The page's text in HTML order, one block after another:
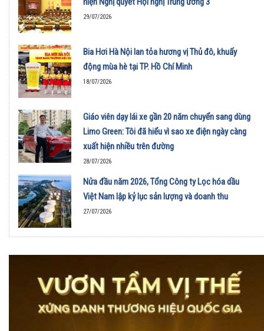
29/07/2026
Bia Hơi Hà Nội lan tỏa hương vị Thủ đô, khuấy
động mùa hè tại TP. Hồ Chí Minh
18/07/2026
Giáo viên dạy lái xe gần 20 năm chuyển sang dùng
Limo Green: Tôi đã hiểu vì sao xe điện ngày càng
xuất hiện nhiều trên đường
28/07/2026
Nửa đầu năm 2026, Tổng Công ty Lọc hóa dầu
Việt Nam lập kỷ lục sản lượng và doanh thu
27/07/2026